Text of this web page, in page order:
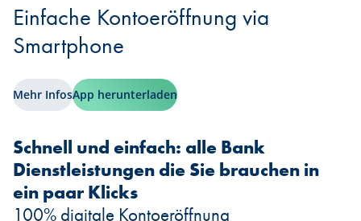
Einfache Kontoeröffnung via
Smartphone
Mehr InfosApp herunterladen
Schnell und einfach: alle Bank
Dienstleistungen die Sie brauchen in
ein paar Klicks
100% digitale Kontoeröffnung